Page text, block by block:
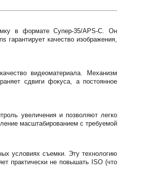
в формате Супер-35/APS-C. Он
качество изображения,
видеоматериала. Механизм
сдвиги фокуса, а постоянное
увеличения и позволяют легко
масштабированием с требуемой
условиях съемки. Эту технологию
практически не повышать ISO (что